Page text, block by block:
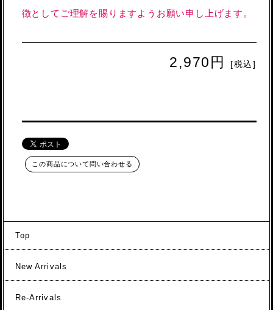
徴としてご理解を賜りますようお願い申し上げます。
2,970円 [税込]
この商品について問い合わせる
Top
New Arrivals
Re-Arrivals